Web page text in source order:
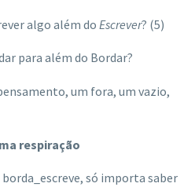
algo além do Escrever? (5)
para além do Bordar?
um fora, um vazio,
respiração
só importa saber